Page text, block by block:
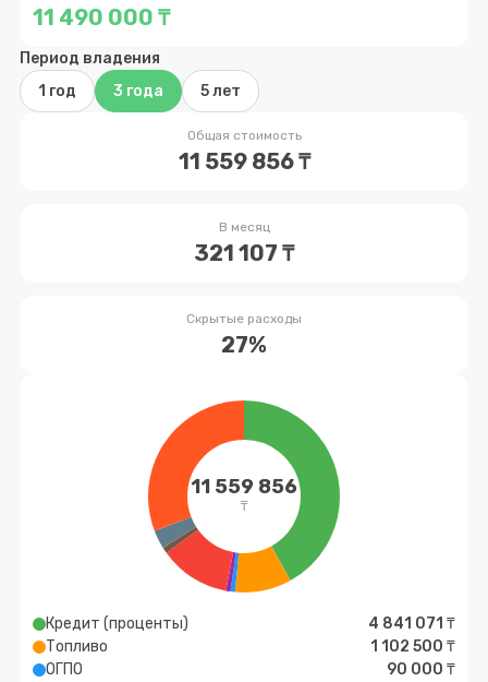
11 490 000 ₸
Период владения
1 год
3 года 5 лет
Общая стоимость
11 559 856 ₸
В месяц
321 107 ₸
Скрытые расходы
27%
11 559 856
₸
Кредит (проценты)
4 841 071 ₸
Топливо
1 102 500 ₸
ОГПО
90 000 ₸